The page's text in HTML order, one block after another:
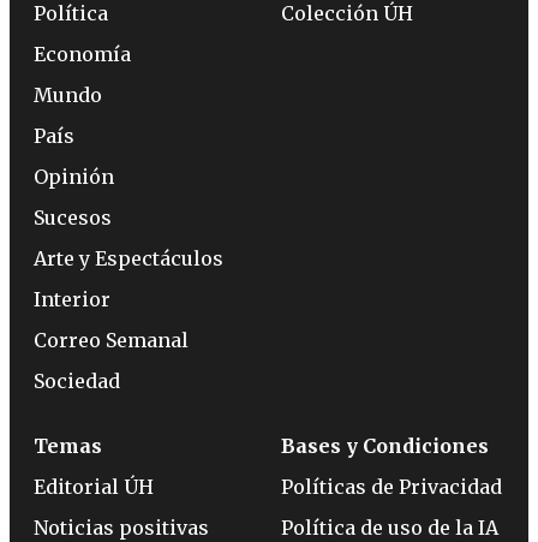
Política
Economía
Mundo
País
Opinión
Sucesos
Arte y Espectáculos
Interior
Correo Semanal
Sociedad
Colección ÚH
Temas
Editorial ÚH
Noticias positivas
Bases y Condiciones
Políticas de Privacidad
Política de uso de la IA